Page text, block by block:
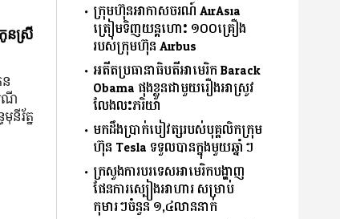
នស្រី
ន
ណី
នីរ័ត្ន
ក្រុមហ៊ុនអាកាសចរណ៍ AirAsia
ត្រៀមទិញយន្តហោះ ១០០គ្រឿង
របស់ក្រុមហ៊ុន Airbus
អតីតប្រធានាធិបតីអាមេរិក Barack
Obama ផុងខ្លួនជាមួយរឿងអាស្រូវ
លែងលះភរិយា
មកដឹងប្រាក់បៀវត្សរបស់បុគ្គលិកក្រុម
ហ៊ុន Tesla ទទួលបានក្នុងមួយឆ្នាំៗ
ក្រសួងការបរទេសអាមេរិកបង្ហាញ
ផែនការស្បៀងអាហារ សម្រាប់
កុមារៗចំនួន ១,៤លាននាក់